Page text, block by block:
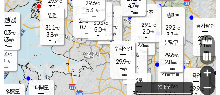
의도
℃
m/s
mm
영흥도
과천
28.8℃
2.4m/s
- mm
용인
29.9℃
경기광주
27.0℃
2.1m/s
-mm
대부도
℃
3.7 m/s
-mm
의왕
- ℃
m/s
mm
mm
광명
29.9 ℃
2.5 m/s
-mm
부천
29.8℃
0.7m/s
-mm
구로
30.3℃
5.0m/s
-mm
송파*
29.2℃
3.7m/s
-mm
서초
29.1℃
2.0m/s
-mm
기흥구갈
28.8℃
2.7m/s
수리산길
29.9℃
-m/s
-mm
분당구
29.6℃
2.8m/s
-mm
인천(공)
30.3℃
5.3m/s
-mm
29.6℃
5.3m/s
-mm
수원
30.6℃
인천
31.1℃
3.8m/s
-mm
4.7m/s
-mm
+
−
20 km